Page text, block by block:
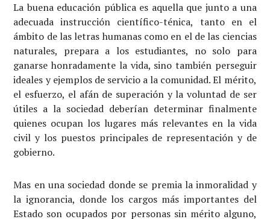
La buena educación pública es aquella que junto a una
adecuada instrucción científico-ténica, tanto en el
ámbito de las letras humanas como en el de las ciencias
naturales, prepara a los estudiantes, no solo para
ganarse honradamente la vida, sino también perseguir
ideales y ejemplos de servicio a la comunidad. El mérito,
el esfuerzo, el afán de superación y la voluntad de ser
útiles a la sociedad deberían determinar finalmente
quienes ocupan los lugares más relevantes en la vida
civil y los puestos principales de representación y de
gobierno.
Mas en una sociedad donde se premia la inmoralidad y
la ignorancia, donde los cargos más importantes del
Estado son ocupados por personas sin mérito alguno,